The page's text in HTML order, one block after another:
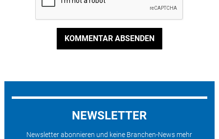
KOMMENTAR ABSENDEN
NEWSLETTER
Newsletter abonnieren und keine Branchen-News mehr